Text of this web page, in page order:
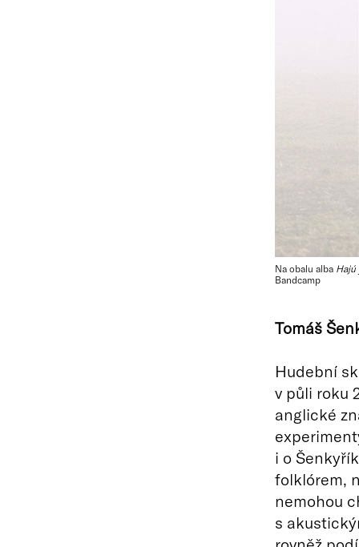
Na obalu alba Hajú
Bandcamp
Tomáš
Hudební
v půli roku
anglické
i o
folklórem,
nemohou
s